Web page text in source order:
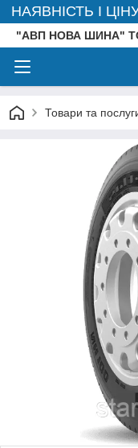
НАЯВНІСТЬ І
"АВП НОВА ШИНА"
Товари та